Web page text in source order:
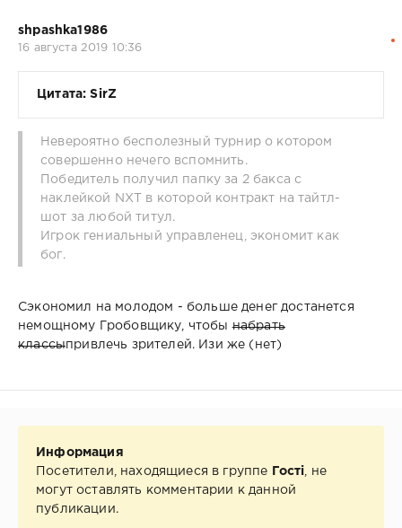
shpashka1986
16 августа 2019 10:36
Цитата: SirZ
Невероятно бесполезный турнир о котором
совершенно нечего вспомнить.
Победитель получил папку за 2 бакса с
наклейкой NXT в которой контракт на тайтл-
шот за любой титул.
Игрок гениальный управленец, экономит как
бог.
Сэкономил на молодом - больше денег достанется
немощному Гробовщику, чтобынабрать
классыпривлечь зрителей. Изи же (нет)
Информация
Посетители, находящиеся в группе
Гості , не
могут оставлять комментарии к данной
публикации.